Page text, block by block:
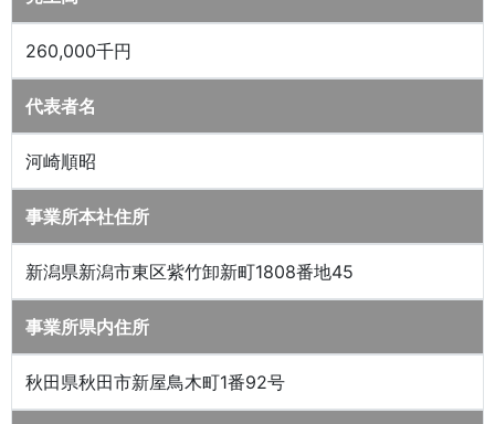
260,000千円
代表者名
河崎順昭
事業所本社住所
新潟県新潟市東区紫竹卸新町1808番地45
事業所県内住所
秋田県秋田市新屋鳥木町1番92号